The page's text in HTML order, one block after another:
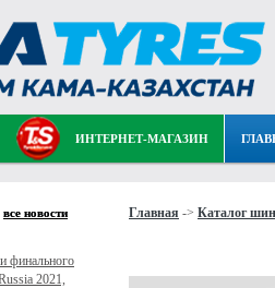
ИНТЕРНЕТ-МАГАЗИН
Главная -> Каталог шин
все новости
финального
2021,